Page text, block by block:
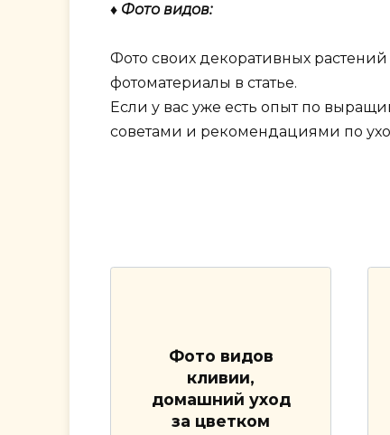
♦ Фото видов:
Фото своих декоративных
фотоматериалы в статье.
Если у вас уже есть опыт по
советами и рекомендациями по
Фото видов
кливии,
домашний уход
за цветком